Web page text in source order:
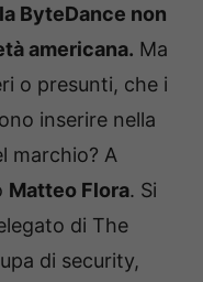
ByteDance non
americana. Ma
o presunti, che i
inserire nella
marchio? A
Matteo Flora. Si
di The
di security,